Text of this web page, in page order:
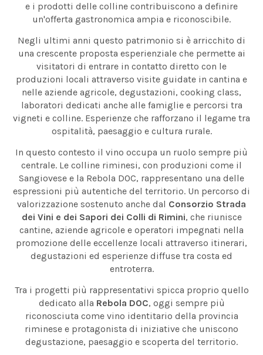
e i prodotti delle colline contribuiscono a definire
un'offerta gastronomica ampia e riconoscibile.
Negli ultimi anni questo patrimonio si è arricchito di
una crescente proposta esperienziale che permette ai
visitatori di entrare in contatto diretto con le
produzioni locali attraverso visite guidate in cantina e
nelle aziende agricole, degustazioni, cooking class,
laboratori dedicati anche alle famiglie e percorsi tra
vigneti e colline. Esperienze che rafforzano il legame tra
ospitalità, paesaggio e cultura rurale.
In questo contesto il vino occupa un ruolo sempre più
centrale. Le colline riminesi, con produzioni come il
Sangiovese e la Rebola DOC, rappresentano una delle
espressioni più autentiche del territorio. Un percorso di
valorizzazione sostenuto anche dal Consorzio Strada
dei Vini e dei Sapori dei Colli di Rimini, che riunisce
cantine, aziende agricole e operatori impegnati nella
promozione delle eccellenze locali attraverso itinerari,
degustazioni ed esperienze diffuse tra costa ed
entroterra.
Tra i progetti più rappresentativi spicca proprio quello
dedicato alla Rebola DOC, oggi sempre più
riconosciuta come vino identitario della provincia
riminese e protagonista di iniziative che uniscono
degustazione, paesaggio e scoperta del territorio.